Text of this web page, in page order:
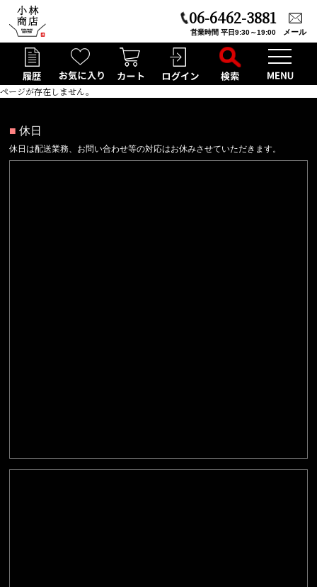
メール
06-6462-3881
営業時間 平日9:30～19:00
ページが存在しません。
■ 休日
休日は配送業務、お問い合わせ等の対応はお休みさせていただきます。